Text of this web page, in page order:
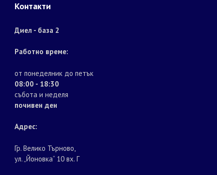
Контакти
Диел - база 2
Работно време:
от понеделник до петък
08:00 - 18:30
събота и неделя
почивен ден
Адрес:
Гр. Велико Търново,
ул. „Йоновка“ 10 вх. Г